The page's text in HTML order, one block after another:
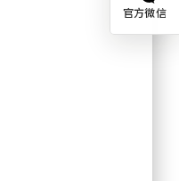
官方微信